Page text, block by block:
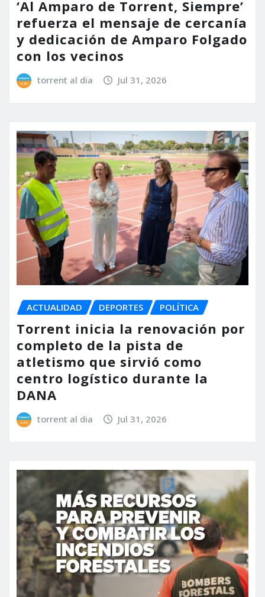
‘Al Amparo de Torrent, Siempre’
refuerza el mensaje de cercanía
y dedicación de Amparo Folgado
con los vecinos
torrent al dia Jul 31, 2026
ACTUALIDAD DEPORTES POLÍTICA
Torrent inicia la renovación por
completo de la pista de
atletismo que sirvió como
centro logístico durante la
DANA
torrent al dia Jul 31, 2026